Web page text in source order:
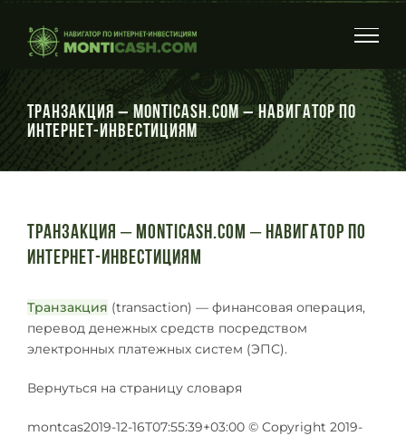
content
Транзакция – Monticash.com – Навигатор по
интернет-инвестициям
Транзакция – Monticash.com – Навигатор по
интернет-инвестициям
Транзакция (transaction) — финансовая операция,
перевод денежных средств посредством
электронных платежных систем (ЭПС).
Вернуться на страницу словаря
montcas2019-12-16T07:55:39+03:00 © Copyright 2019-